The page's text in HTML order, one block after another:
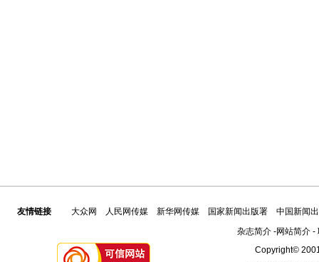
友情链接 大众网 人民网传媒 新华网传媒 国家新闻出版署
中国新闻
杂志简介-网站简介-
Copyright©